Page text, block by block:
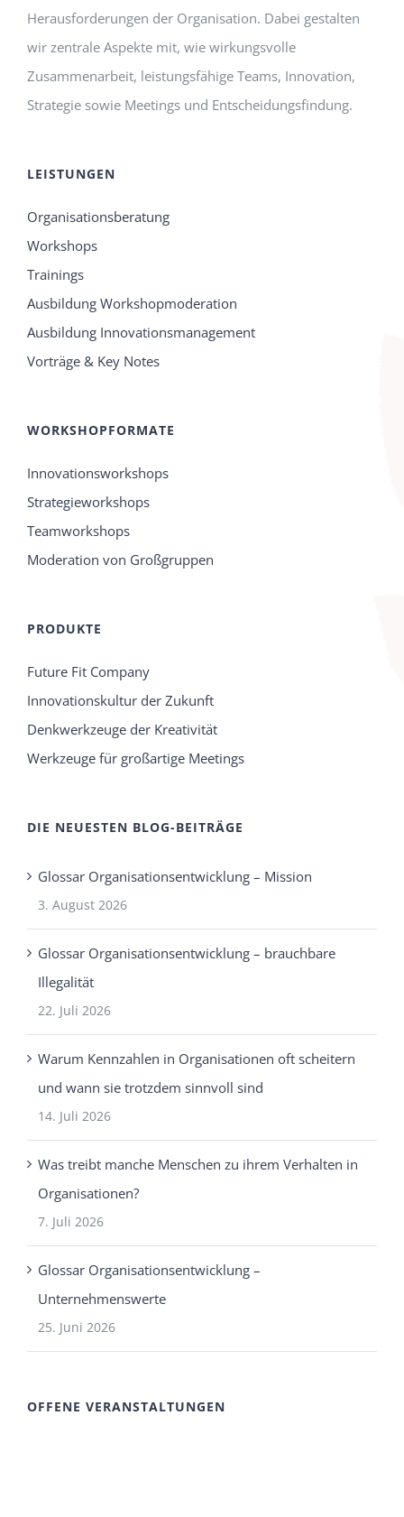
Herausforderungen der Organisation. Dabei gestalten
wir zentrale Aspekte mit, wie wirkungsvolle
Zusammenarbeit, leistungsfähige Teams, Innovation,
Strategie sowie Meetings und Entscheidungsfindung.
LEISTUNGEN
Organisationsberatung
Workshops
Trainings
Ausbildung Workshopmoderation
Ausbildung Innovationsmanagement
Vorträge & Key Notes
WORKSHOPFORMATE
Innovationsworkshops
Strategieworkshops
Teamworkshops
Moderation von Großgruppen
PRODUKTE
Future Fit Company
Innovationskultur der Zukunft
Denkwerkzeuge der Kreativität
Werkzeuge für großartige Meetings
DIE NEUESTEN BLOG-BEITRÄGE
Glossar Organisationsentwicklung – Mission
3. August 2026
Glossar Organisationsentwicklung – brauchbare
Illegalität
22. Juli 2026
Warum Kennzahlen in Organisationen oft scheitern
und wann sie trotzdem sinnvoll sind
14. Juli 2026
Was treibt manche Menschen zu ihrem Verhalten in
Organisationen?
7. Juli 2026
Glossar Organisationsentwicklung –
Unternehmenswerte
25. Juni 2026
OFFENE VERANSTALTUNGEN